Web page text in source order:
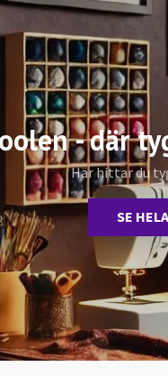
- där
Här hittar du
SE